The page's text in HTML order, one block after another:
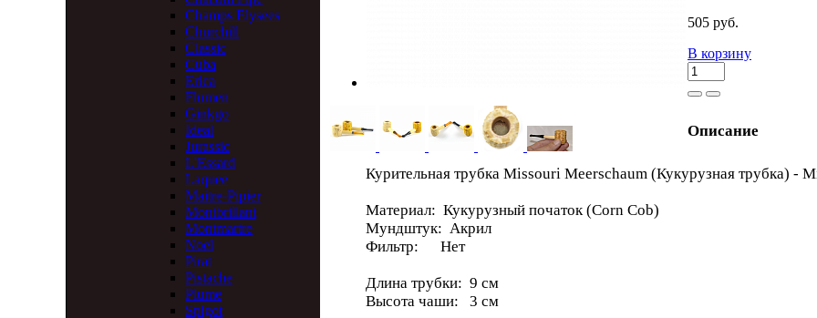
Champs Elysees
Churchill
Classic
Cuba
Erica
Flumen
Ginkgo
Ideal
Jurassic
L'Essard
Laquee
Maitre-Pipier
Montbrillant
Montmartre
Noel
Pirat
Pistache
Plume
Spigot
505 руб.
В корзину
Описание
Курительная трубка Missouri Meerschaum (Кукурузная трубка) -
Материал: Кукурузный початок (Corn Cob)
Мундштук: Акрил
Фильтр: Нет
Длина трубки: 9 см
Высота чаши: 3 см